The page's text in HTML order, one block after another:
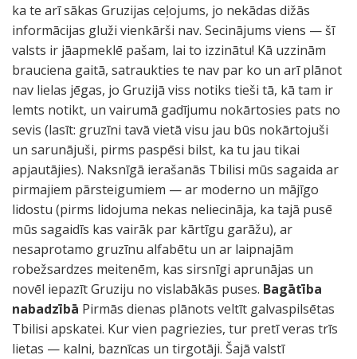
ka te arī sākas Gruzijas ceļojums, jo nekādas dižās
informācijas gluži vienkārši nav. Secinājums viens — šī
valsts ir jāapmeklē pašam, lai to izzinātu! Kā uzzinām
brauciena gaitā, satraukties te nav par ko un arī plānot
nav lielas jēgas, jo Gruzijā viss notiks tieši tā, kā tam ir
lemts notikt, un vairumā gadījumu nokārtosies pats no
sevis (lasīt: gruzīni tavā vietā visu jau būs nokārtojuši
un sarunājuši, pirms paspēsi bilst, ka tu jau tikai
apjautājies). Naksnīgā ierašanās Tbilisi mūs sagaida ar
pirmajiem pārsteigumiem — ar moderno un mājīgo
lidostu (pirms lidojuma nekas neliecināja, ka tajā pusē
mūs sagaidīs kas vairāk par kārtīgu garāžu), ar
nesaprotamo gruzīnu alfabētu un ar laipnajām
robežsardzes meitenēm, kas sirsnīgi aprunājas un
novēl iepazīt Gruziju no vislabākās puses. Bagātība
nabadzībā Pirmās dienas plānots veltīt galvaspilsētas
Tbilisi apskatei. Kur vien pagriezies, tur pretī veras trīs
lietas — kalni, baznīcas un tirgotāji. Šajā valstī